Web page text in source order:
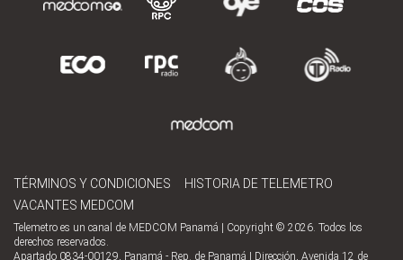
TÉRMINOS Y CONDICIONES
HISTORIA DE TELEMETRO
VACANTES MEDCOM
Telemetro es un canal de MEDCOM Panamá | Copyright © 2026. Todos los
derechos reservados.
Apartado 0834-00129, Panamá - Rep. de Panamá | Dirección, Avenida 12 de